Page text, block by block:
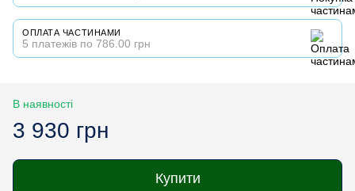
ОПЛАТА ЧАСТИНАМИ
5 платежів по 786.00 грн
В наявності
3 930 грн
Купити